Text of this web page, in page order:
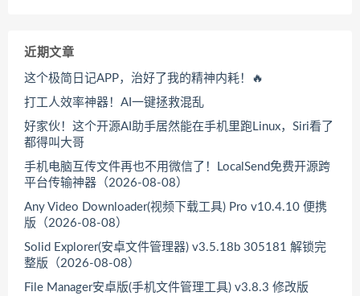
近期文章
这个极简日记APP，治好了我的精神内耗！🔥
打工人效率神器！AI一键拯救混乱
好家伙！这个开源AI助手居然能在手机里跑Linux，Siri看了
都得叫大哥
手机电脑互传文件再也不用微信了！LocalSend免费开源跨
平台传输神器（2026-08-08）
Any Video Downloader(视频下载工具) Pro v10.4.10 便携
版（2026-08-08）
Solid Explorer(安卓文件管理器) v3.5.18b 305181 解锁完
整版（2026-08-08）
File Manager安卓版(手机文件管理工具) v3.8.3 修改版